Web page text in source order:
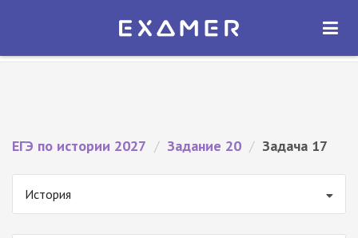
Экзамер — ЕГЭ 2027
ОТКРЫТЬ
ЕГЭ по истории 2027 / Задание 20 / Задача 17
История